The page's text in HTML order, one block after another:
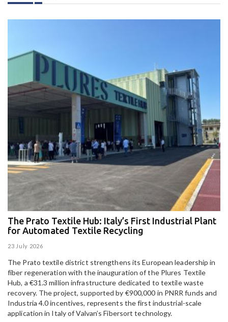
The Prato Textile Hub: Italy’s First Industrial Plant
for Automated Textile Recycling
23 July 2026
The Prato textile district strengthens its European leadership in
fiber regeneration with the inauguration of the Plures Textile
Hub, a €31.3 million infrastructure dedicated to textile waste
recovery. The project, supported by €900,000 in PNRR funds and
Industria 4.0 incentives, represents the first industrial-scale
application in Italy of Valvan’s Fibersort technology.